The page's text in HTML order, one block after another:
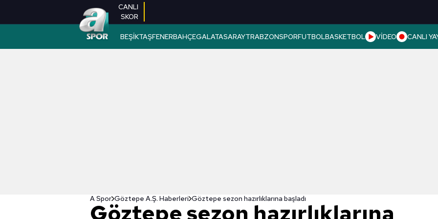
CANLI
SKOR
BEŞİKTAŞFENERBAHÇEGALATASARAYTRABZONSPORFUTBOLBASKETBOL VİDEO CANLI
A Spor Göztepe A.Ş. Haberleri Göztepe sezon hazırlıklarına başladı
Göztepe sezon hazırlıklarına